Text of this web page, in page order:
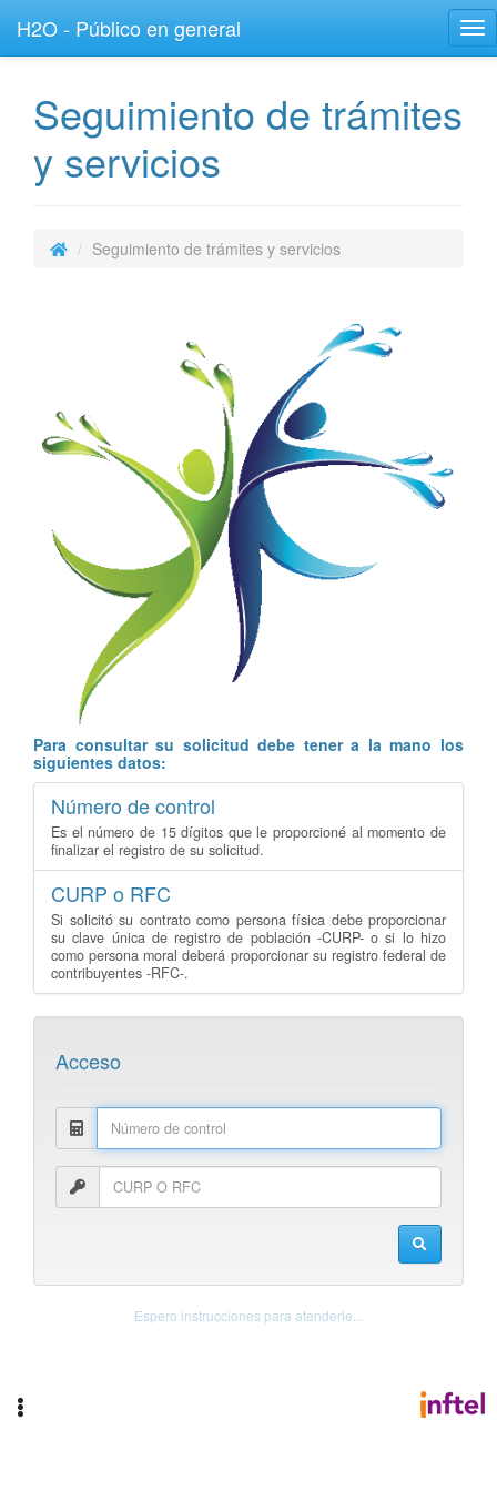
H2O - Público en general
Seguimiento de trámites
y servicios
Seguimiento de trámites y servicios
Para consultar su solicitud debe tener a la mano los
siguientes datos:
Número de control
Es el número de 15 dígitos que le proporcioné al momento de
finalizar el registro de su solicitud.
CURP o RFC
Si solicitó su contrato como persona física debe proporcionar
su clave única de registro de población -CURP- o si lo hizo
como persona moral deberá proporcionar su registro federal de
contribuyentes -RFC-.
Acceso
Espero instrucciones para atenderle...